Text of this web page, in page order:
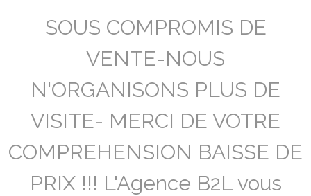
SOUS COMPROMIS DE
VENTE-NOUS
N'ORGANISONS PLUS DE
VISITE- MERCI DE VOTRE
COMPREHENSION BAISSE DE
PRIX !!! L'Agence B2L vous